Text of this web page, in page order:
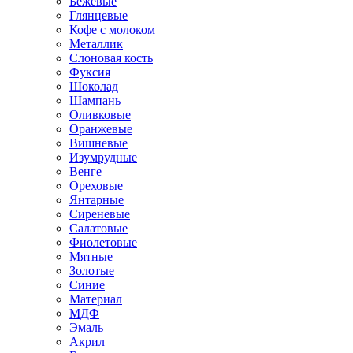
Глянцевые
Кофе с молоком
Металлик
Слоновая кость
Фуксия
Шоколад
Шампань
Оливковые
Оранжевые
Вишневые
Изумрудные
Венге
Ореховые
Янтарные
Сиреневые
Салатовые
Фиолетовые
Мятные
Золотые
Синие
Материал
МДФ
Эмаль
Акрил